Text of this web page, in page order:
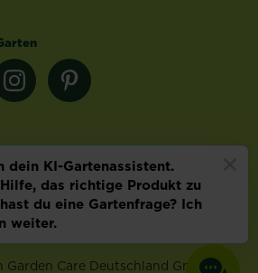
Garden Care Deutschland GmbH